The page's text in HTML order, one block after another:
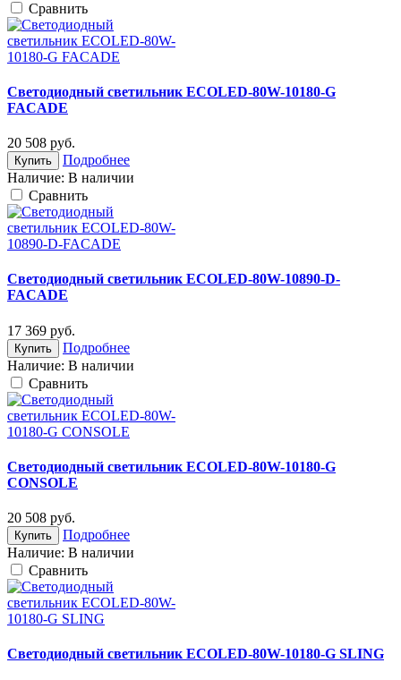
Cравнить
Светодиодный светильник ECOLED-80W-10180-G
FACADE
20 508 руб.
Купить
Подробнее
Наличие: В наличии
Cравнить
Светодиодный светильник ECOLED-80W-10890-D-
FACADE
17 369 руб.
Купить
Подробнее
Наличие: В наличии
Cравнить
Светодиодный светильник ECOLED-80W-10180-G
CONSOLE
20 508 руб.
Купить
Подробнее
Наличие: В наличии
Cравнить
Светодиодный светильник ECOLED-80W-10180-G SLING